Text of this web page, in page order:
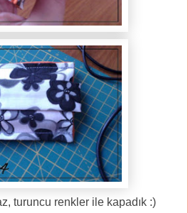
turuncu renkler ile kapadık :)